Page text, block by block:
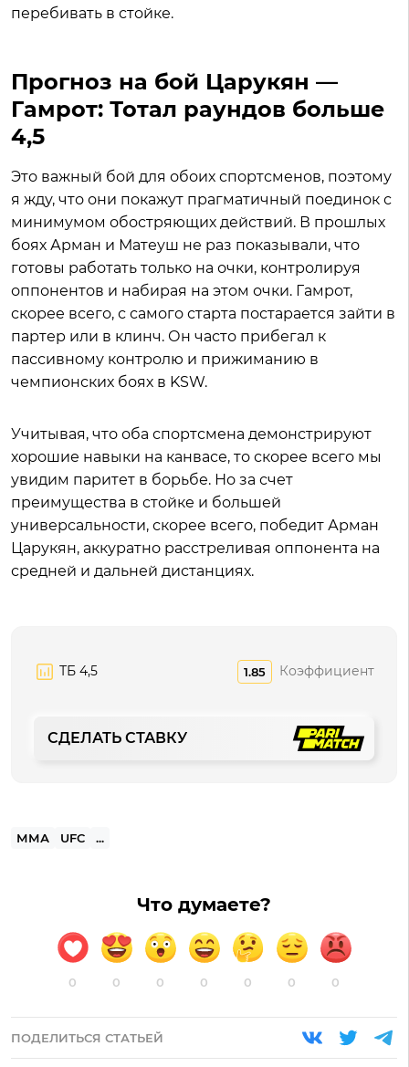
перебивать в стойке.
Прогноз на бой Царукян —
Гамрот: Тотал раундов больше
4,5
Это важный бой для обоих спортсменов, поэтому
я жду, что они покажут прагматичный поединок с
минимумом обостряющих действий. В прошлых
боях Арман и Матеуш не раз показывали, что
готовы работать только на очки, контролируя
оппонентов и набирая на этом очки. Гамрот,
скорее всего, с самого старта постарается зайти в
партер или в клинч. Он часто прибегал к
пассивному контролю и прижиманию в
чемпионских боях в KSW.
Учитывая, что оба спортсмена демонстрируют
хорошие навыки на канвасе, то скорее всего мы
увидим паритет в борьбе. Но за счет
преимущества в стойке и большей
универсальности, скорее всего, победит Арман
Царукян, аккуратно расстреливая оппонента на
средней и дальней дистанциях.
ТБ 4,5 1.85 Коэффициент
СДЕЛАТЬ СТАВКУ
ММА UFC ...
Что думаете?
0 0 0 0 0 0 0
ПОДЕЛИТЬСЯ СТАТЬЕЙ